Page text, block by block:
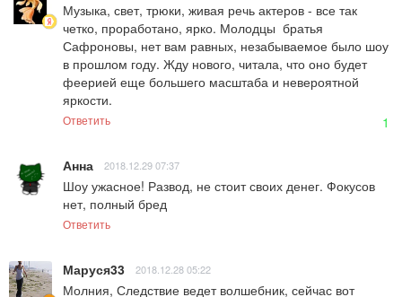
Музыка, свет, трюки, живая речь актеров - все так
четко, проработано, ярко. Молодцы  братья
Сафроновы, нет вам равных, незабываемое было шоу
в прошлом году. Жду нового, читала, что оно будет
феерией еще большего масштаба и невероятной
яркости.
Ответить 1
Анна 2018.12.29 07:37
Шоу ужасное! Развод, не стоит своих денег. Фокусов
нет, полный бред
Ответить
Маруся33 2018.12.28 05:22
Молния, Следствие ведет волшебник, сейчас вот